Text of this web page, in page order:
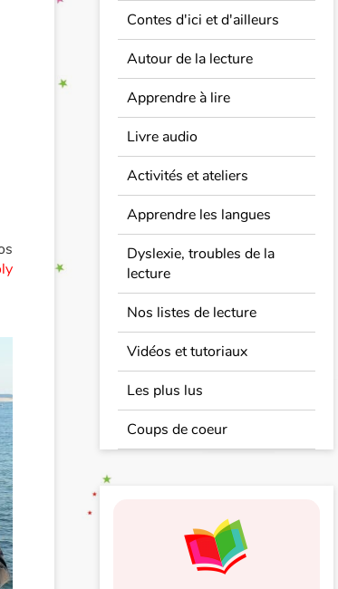
Contes d'ici et d'ailleurs
Autour de la lecture
Apprendre à lire
Livre audio
Activités et ateliers
Apprendre les langues
Dyslexie, troubles de la
lecture
Nos listes de lecture
Vidéos et tutoriaux
Les plus lus
Coups de coeur